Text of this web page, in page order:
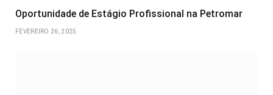
Oportunidade de Estágio Profissional na Petromar
FEVEREIRO 26, 2025